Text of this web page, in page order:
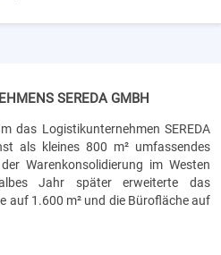
SEREDA GMBH
das Logistikunternehmen SEREDA
als kleines 800 m² umfassendes
Warenkonsolidierung im Westen
Jahr später erweiterte das
auf 1.600 m² und die Bürofläche auf